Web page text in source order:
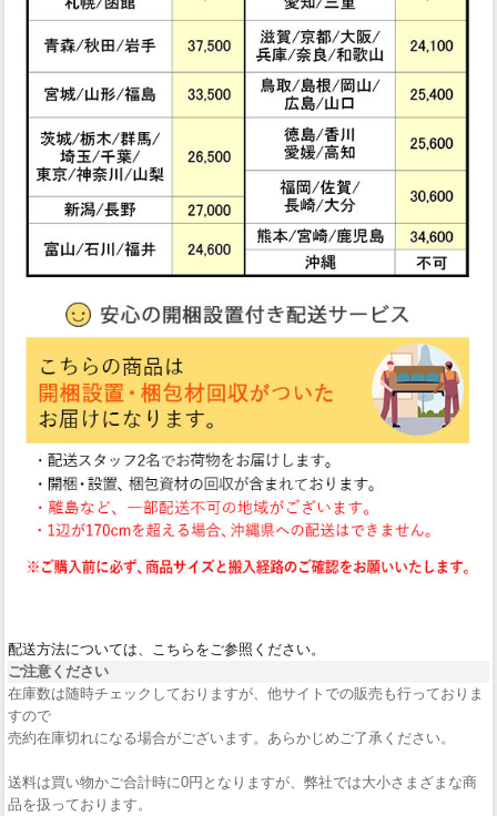
配送方法については、こちらをご参照ください。
ご注意ください
在庫数は随時チェックしておりますが、他サイトでの販売も行っておりま
すので
売約在庫切れになる場合がございます。あらかじめご了承ください。
送料は買い物かご合計時に0円となりますが、弊社では大小さまざまな商
品を扱っております。